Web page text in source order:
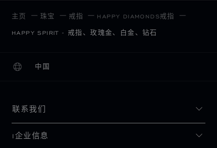
主页 珠宝 戒指 HAPPY DIAMONDS戒指
HAPPY SPIRIT - 戒指、玫瑰金、白金、钻石
中国
本地化（更改国家/地区）
更改国家/地区
联系我们
I企业信息